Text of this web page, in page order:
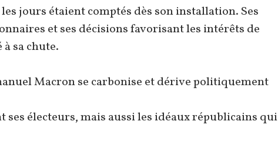
jours étaient comptés dès son installation. Ses
et ses décisions favorisant les intérêts de
sa chute.
Macron se carbonise et dérive politiquement
électeurs, mais aussi les idéaux républicains qui